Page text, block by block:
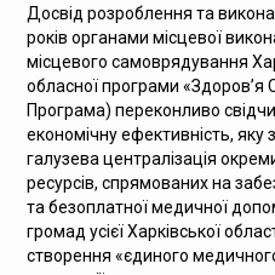
Досвід розроблення та
років органами місцевої
місцевого самоврядування
обласної програми
Програма) переконливо
економічну ефективність, яку
галузева централізація
ресурсів, спрямованих на
та безоплатної медичної
громад усієї Харківської
створення «єдиного